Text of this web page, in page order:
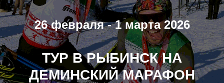
26 февраля - 1 марта 2026
ТУР В РЫБИНСК НА
ДЕМИНСКИЙ МАРАФОН